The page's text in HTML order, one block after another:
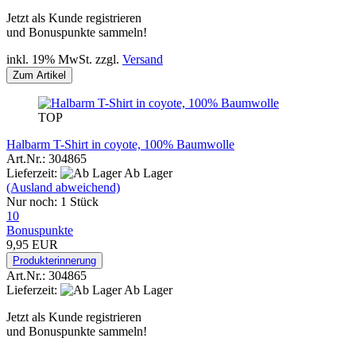
Jetzt als Kunde registrieren
und Bonuspunkte sammeln!
inkl. 19% MwSt. zzgl. Versand
Zum Artikel
TOP
Halbarm T-Shirt in coyote, 100% Baumwolle
Art.Nr.: 304865
Lieferzeit:
Ab Lager
(Ausland abweichend)
Nur noch: 1 Stück
10
Bonuspunkte
9,95 EUR
Produkterinnerung
Art.Nr.: 304865
Lieferzeit:
Ab Lager
Jetzt als Kunde registrieren
und Bonuspunkte sammeln!